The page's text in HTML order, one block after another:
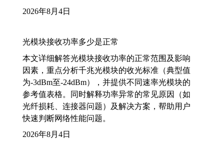
2026年8月4日
光模块接收功率多少是正常
本文详细解答光模块接收功率的正常范围及影响
因素，重点分析千兆光模块的收光标准（典型值
为-3dBm至-24dBm），并提供不同速率光模块的
参考值表格。同时解释功率异常的常见原因（如
光纤损耗、连接器问题）及解决方案，帮助用户
快速判断网络性能问题。
2026年8月4日